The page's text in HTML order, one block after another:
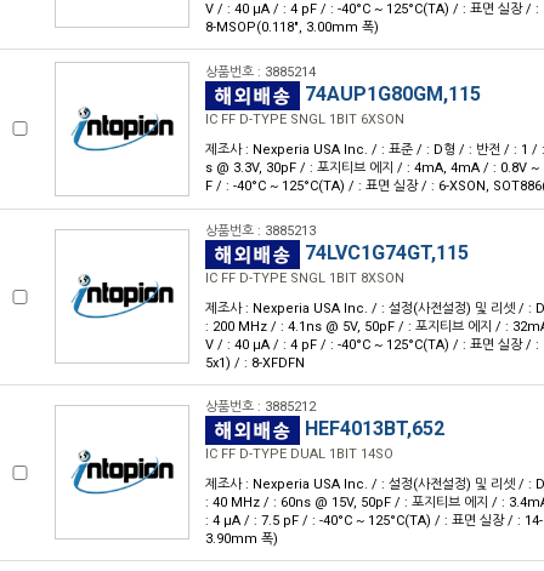
V / : 40 μA / : 4 pF / : -40°C ~ 125°C(TA) / : 표면 실장 / :
8-MSOP(0.118", 3.00mm 폭)
상품번호 : 3885214
74AUP1G80GM,115
IC FF D-TYPE SNGL 1BIT 6XSON
제조사 : Nexperia USA Inc. / : 표준 / : D형 / : 반전 / : 1
s @ 3.3V, 30pF / : 포지티브 에지 / : 4mA, 4mA / : 0.8V
F / : -40°C ~ 125°C(TA) / : 표면 실장 / : 6-XSON,
상품번호 : 3885213
74LVC1G74GT,115
IC FF D-TYPE SNGL 1BIT 8XSON
제조사 : Nexperia USA Inc. / : 설정(사전설정) 및 리셋 / :
: 200 MHz / : 4.1ns @ 5V, 50pF / : 포지티브 에지 / :
V / : 40 μA / : 4 pF / : -40°C ~ 125°C(TA) / : 표면 실장 / :
5x1) / : 8-XFDFN
상품번호 : 3885212
HEF4013BT,652
IC FF D-TYPE DUAL 1BIT 14SO
제조사 : Nexperia USA Inc. / : 설정(사전설정) 및 리셋 / :
: 40 MHz / : 60ns @ 15V, 50pF / : 포지티브 에지 / :
: 4 μA / : 7.5 pF / : -40°C ~ 125°C(TA) / : 표면 실장 / :
3.90mm 폭)